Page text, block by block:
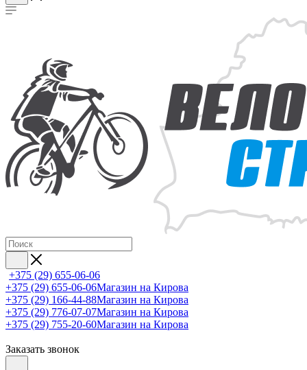
+375 (29) 655-06-06
+375 (29) 655-06-06Магазин на Кирова
+375 (29) 166-44-88Магазин на Кирова
+375 (29) 776-07-07Магазин на Кирова
+375 (29) 755-20-60Магазин на Кирова
Заказать звонок